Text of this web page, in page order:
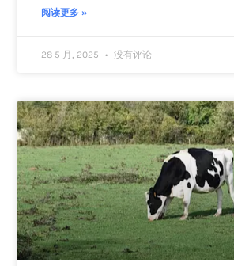
阅读更多 »
28 5 月, 2025 没有评论